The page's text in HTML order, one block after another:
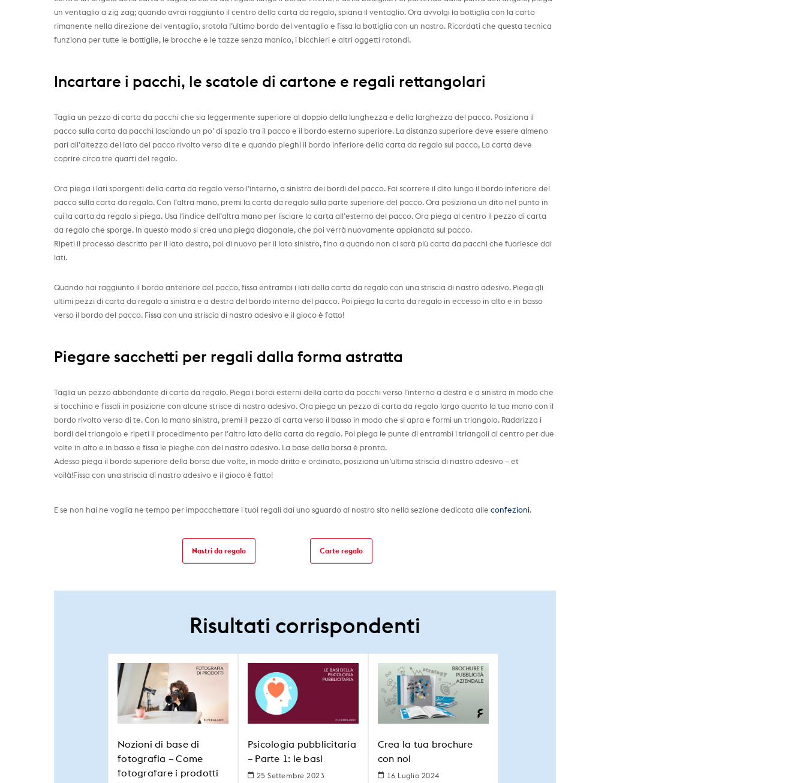
un ventaglio a zig zag; quando avrai raggiunto il centro della carta da regalo, spiana il ventaglio. Ora avvolgi la bottiglia con la carta
rimanente nella direzione del ventaglio, srotola l’ultimo bordo del ventaglio e fissa la bottiglia con un nastro. Ricordati che questa tecnica
funziona per tutte le bottiglie, le brocche e le tazze senza manico, i bicchieri e altri oggetti rotondi.
Incartare i pacchi, le scatole di cartone e regali rettangolari
Taglia un pezzo di carta da pacchi che sia leggermente superiore al doppio della lunghezza e della larghezza del pacco. Posiziona il
pacco sulla carta da pacchi lasciando un po’ di spazio tra il pacco e il bordo esterno superiore. La distanza superiore deve essere almeno
pari all’altezza del lato del pacco rivolto verso di te e quando pieghi il bordo inferiore della carta da regalo sul pacco, La carta deve
coprire circa tre quarti del regalo.
Ora piega i lati sporgenti della carta da regalo verso l’interno, a sinistra dei bordi del pacco. Fai scorrere il dito lungo il bordo inferiore del
pacco sulla carta da regalo. Con l’altra mano, premi la carta da regalo sulla parte superiore del pacco. Ora posiziona un dito nel punto in
cui la carta da regalo si piega. Usa l’indice dell’altra mano per lisciare la carta all’esterno del pacco. Ora piega al centro il pezzo di carta
da regalo che sporge. In questo modo si crea una piega diagonale, che poi verrà nuovamente appianata sul pacco.
Ripeti il processo descritto per il lato destro, poi di nuovo per il lato sinistro, fino a quando non ci sarà più carta da pacchi che fuoriesce dai
lati.
Quando hai raggiunto il bordo anteriore del pacco, fissa entrambi i lati della carta da regalo con una striscia di nastro adesivo. Piega gli
ultimi pezzi di carta da regalo a sinistra e a destra del bordo interno del pacco. Poi piega la carta da regalo in eccesso in alto e in basso
verso il bordo del pacco. Fissa con una striscia di nastro adesivo e il gioco è fatto!
Piegare sacchetti per regali dalla forma astratta
Taglia un pezzo abbondante di carta da regalo. Piega i bordi esterni della carta da pacchi verso l’interno a destra e a sinistra in modo che
si tocchino e fissali in posizione con alcune strisce di nastro adesivo. Ora piega un pezzo di carta da regalo largo quanto la tua mano con il
bordo rivolto verso di te. Con la mano sinistra, premi il pezzo di carta verso il basso in modo che si apra e formi un triangolo. Raddrizza i
bordi del triangolo e ripeti il procedimento per l’altro lato della carta da regalo. Poi piega le punte di entrambi i triangoli al centro per due
volte in alto e in basso e fissa le pieghe con del nastro adesivo. La base della borsa è pronta.
Adesso piega il bordo superiore della borsa due volte, in modo dritto e ordinato, posiziona un’ultima striscia di nastro adesivo – et
voilà!Fissa con una striscia di nastro adesivo e il gioco è fatto!
E se non hai ne voglia ne tempo per impacchettare i tuoi regali dai uno sguardo al nostro sito nella sezione dedicata alleconfezioni.
Nastri da regalo Carte regalo
Risultati corrispondenti
Nozioni di base di
fotografia – Come
fotografare i prodotti
Psicologia pubblicitaria
– Parte 1: le basi
25 Settembre 2023
Crea la tua brochure
con noi
16 Luglio 2024